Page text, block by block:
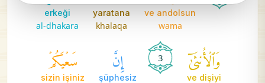
ve andolsun
wama
yaratana
khalaqa
erkeği
al-dhakara
وَٱلۡأُنثَىٰٓ
ve dişiyi
3 إِنَّ
şüphesiz
سَعۡيَكُمۡ
sizin işiniz